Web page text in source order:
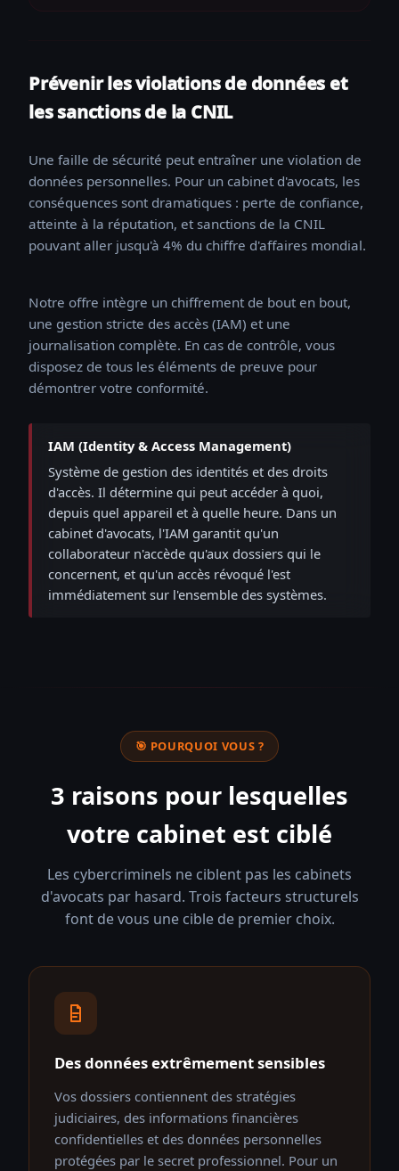
Prévenir les violations de données et
les sanctions de la CNIL
Une faille de sécurité peut entraîner une violation de
données personnelles. Pour un cabinet d'avocats, les
conséquences sont dramatiques : perte de confiance,
atteinte à la réputation, et sanctions de la CNIL
pouvant aller jusqu'à 4% du chiffre d'affaires mondial.
Notre offre intègre un chiffrement de bout en bout,
une gestion stricte des accès (IAM) et une
journalisation complète. En cas de contrôle, vous
disposez de tous les éléments de preuve pour
démontrer votre conformité.
IAM (Identity & Access Management)
Système de gestion des identités et des droits
d'accès. Il détermine qui peut accéder à quoi,
depuis quel appareil et à quelle heure. Dans un
cabinet d'avocats, l'IAM garantit qu'un
collaborateur n'accède qu'aux dossiers qui le
concernent, et qu'un accès révoqué l'est
immédiatement sur l'ensemble des systèmes.
🎯 POURQUOI VOUS ?
3 raisons pour lesquelles
votre cabinet est ciblé
Les cybercriminels ne ciblent pas les cabinets
d'avocats par hasard. Trois facteurs structurels
font de vous une cible de premier choix.
Des données extrêmement sensibles
Vos dossiers contiennent des stratégies
judiciaires, des informations financières
confidentielles et des données personnelles
protégées par le secret professionnel. Pour un